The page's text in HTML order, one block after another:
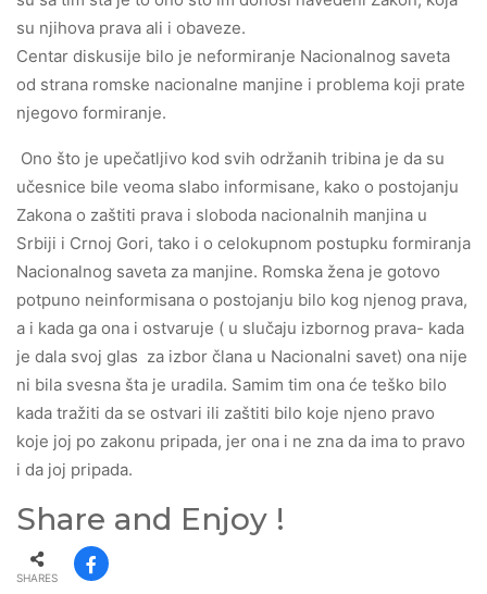
su njihova prava ali i obaveze.
Centar diskusije bilo je neformiranje Nacionalnog saveta
od strana romske nacionalne manjine i problema koji prate
njegovo formiranje.
Ono što je upečatljivo kod svih održanih tribina je da su
učesnice bile veoma slabo informisane, kako o postojanju
Zakona o zaštiti prava i sloboda nacionalnih manjina u
Srbiji i Crnoj Gori, tako i o celokupnom postupku formiranja
Nacionalnog saveta za manjine. Romska žena je gotovo
potpuno neinformisana o postojanju bilo kog njenog prava,
a i kada ga ona i ostvaruje ( u slučaju izbornog prava- kada
je dala svoj glas za izbor člana u Nacionalni savet) ona nije
ni bila svesna šta je uradila. Samim tim ona će teško bilo
kada tražiti da se ostvari ili zaštiti bilo koje njeno pravo
koje joj po zakonu pripada, jer ona i ne zna da ima to pravo
i da joj pripada.
Share and Enjoy !
SHARES